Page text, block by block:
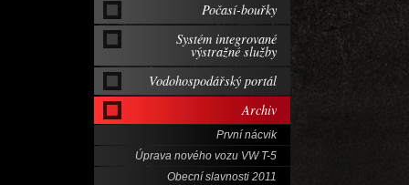
Počasí-bouřky
Systém integrované
výstražné služby
Vodohospodářský portál
Archiv
První nácvik
Úprava nového vozu VW T-5
Obecní slavnosti 2011